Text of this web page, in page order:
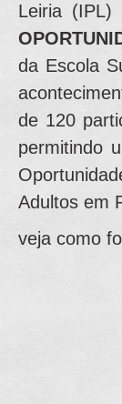
Leiria (IPL)
da Escola
de 120
permitindo
Adultos em
veja como